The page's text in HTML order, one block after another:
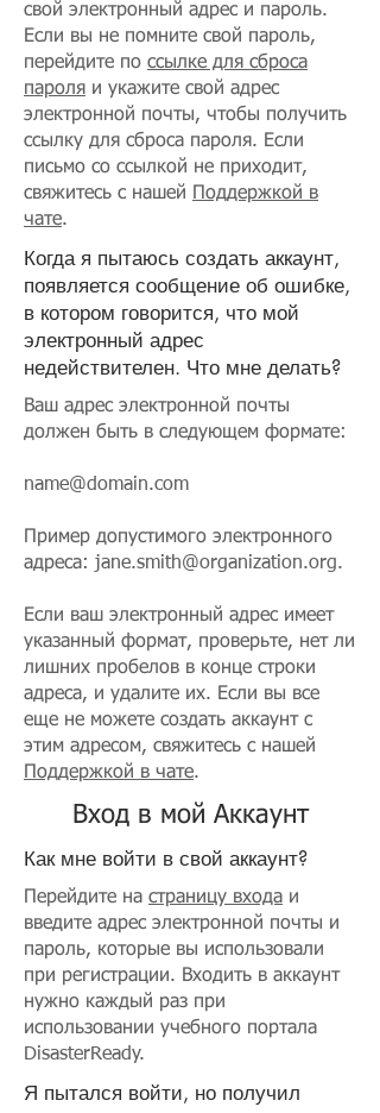
свой электронный адрес и пароль.
Если вы не помните свой пароль,
перейдите по ссылке для сброса
пароля и укажите свой адрес
электронной почты, чтобы получить
ссылку для сброса пароля. Если
письмо со ссылкой не приходит,
свяжитесь с нашей
Поддержкой в
чате.
Когда я пытаюсь создать аккаунт,
появляется сообщение об ошибке,
в котором говорится, что мой
электронный адрес
недействителен. Что мне делать?
Ваш адрес электронной почты
должен быть в следующем формате:
name@domain.com
Пример допустимого электронного
адреса: jane.smith@organization.org.
Если ваш электронный адрес имеет
указанный формат, проверьте, нет ли
лишних пробелов в конце строки
адреса, и удалите их. Если вы все
еще не можете создать аккаунт с
этим адресом, свяжитесь с нашей
Поддержкой в чате.
Вход в мой Аккаунт
Как мне войти в свой аккаунт?
Перейдите на страницу входа и
введите адрес электронной почты и
пароль, которые вы использовали
при регистрации. Входить в аккаунт
нужно каждый раз при
использовании учебного портала
DisasterReady.
Я пытался войти, но получил